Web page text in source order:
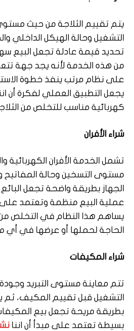
يتم تقييم الثلاجة من حيث
التشغيل وحالة الهيكل الداخلي
تحديد قيمة عادلة تجعل البيع
من هذه الخدمة لأنه يجد جهة
على نظام مرتب ينفذ خطوة
يجعل التطبيق العملي لفكرة أن
كهربائية مناسب للتخلص من
شراء الأفران
تشمل الخدمة الأفران الكهربائية
مستوى التسخين وحالة المفاتيح
الجهاز بطريقة واضحة تجعل البائع
عملية البيع منظمة وتعتمد
يساهم هذا النظام في التخلص من
الحاجة لحملها أو عرضها في أي
شراء المكيفات
تتم معاينة مستوى التبريد
التشغيل قبل تقييم المكيف، ثم
بطريقة مريحة تجعل بيع
بسيطة تعتمد على مبدأ أن اننا